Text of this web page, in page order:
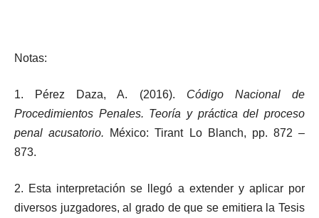
Notas:
1. Pérez Daza, A. (2016). Código Nacional de
Procedimientos Penales. Teoría y práctica del proceso
penal acusatorio.
México: Tirant Lo Blanch, pp. 872 –
873.
2. Esta interpretación se llegó a extender y aplicar por
diversos juzgadores, al grado de que se emitiera la Tesis